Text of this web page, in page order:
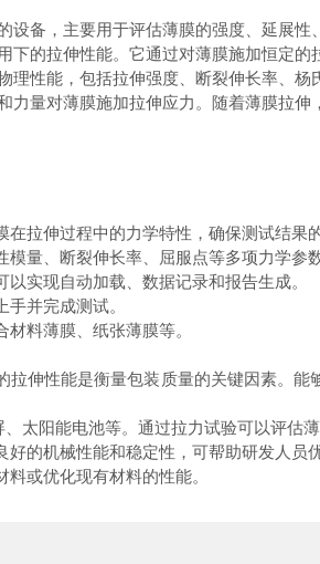
，主要用于评估薄膜的强度、延展性
的拉伸性能。它通过对薄膜施加恒定
性能，包括拉伸强度、断裂伸长率、杨
对薄膜施加拉伸应力。随着薄膜拉伸
伸过程中的力学特性，确保测试结果的
、断裂伸长率、屈服点等多项力学参
实现自动加载、数据记录和报告生成。
并完成测试。
料薄膜、纸张薄膜等。
性能是衡量包装质量的关键因素。能
阳能电池等。通过拉力试验可以评估薄
机械性能和稳定性，可帮助研发人员优
或优化现有材料的性能。